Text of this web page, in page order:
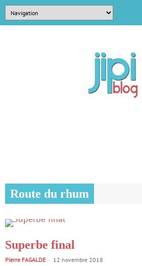
Route du rhum
Superbe final
Pierre FAGALDE 12 novembre 2018